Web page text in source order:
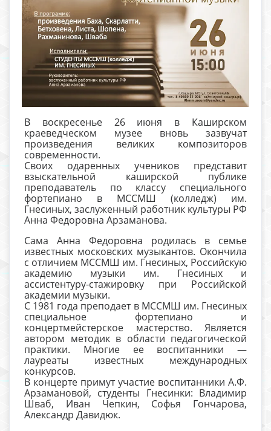
В воскресенье 26 июня в Каширском
краеведческом музее вновь зазвучат
произведения великих композиторов
современности.
Своих одаренных учеников представит
взыскательной каширской публике
преподаватель по классу специального
фортепиано в МССМШ (колледж) им.
Гнесиных, заслуженный работник культуры РФ
Анна Федоровна Арзаманова.
Сама Анна Федоровна родилась в семье
известных московских музыкантов. Окончила
с отличием МССМШ им. Гнесиных, Российскую
академию музыки им. Гнесиных и
ассистентуру-стажировку при Российской
академии музыки.
С 1981 года преподает в МССМШ им. Гнесиных
специальное фортепиано и
концертмейстерское мастерство. Является
автором методик в области педагогической
практики. Многие ее воспитанники —
лауреаты известных международных
конкурсов.
В концерте примут участие воспитанники А.Ф.
Арзамановой, студенты Гнесинки: Владимир
Шваб, Иван Чепкин, Софья Гончарова,
Александр Давидюк.